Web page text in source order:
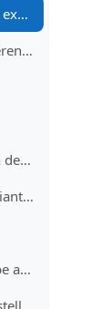
Questions/réponses sur les examens en ligne avec Moodle - Fragen/Antworten zu Online Prüfungen mit Moodle
Cours de tests avec les différents types de question et un devoir - Testkurs mit allen Fragetypen und einer Aufgabe
Restreindre un test ou un devoir à un groupe d'étudiant·es
Créer des groupes d'étudiant·es
Ein Test oder eine Aufgabe auf eine Gruppe von Studierenden beschränken